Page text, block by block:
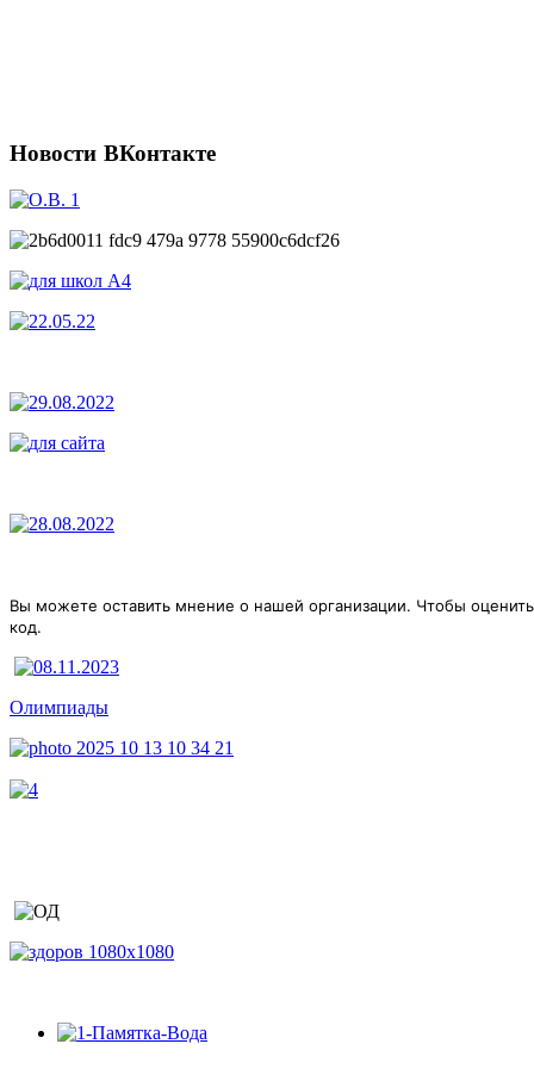
Новости ВКонтакте
Вы можете оставить мнение о нашей организации. Чтобы
код.
Олимпиады